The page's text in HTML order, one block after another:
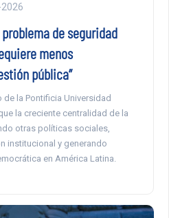
de seguridad
menos
pública”
la Pontificia Universidad
la creciente centralidad de la
otras políticas sociales,
institucional y generando
en América Latina.